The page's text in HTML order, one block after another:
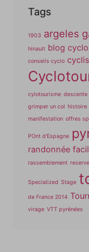
Tags
1903 argeles
hinault blog cyclo
conseils cyclo
cylotourisme descente
grimper un col histoire
manifestation offres
POnt d'Espagne
randonnée
rassemblement
Specialized Stage
de France 2014
virage VTT pyrénées